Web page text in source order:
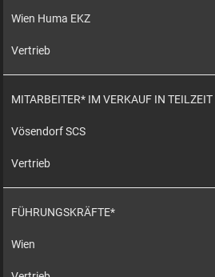
Wien Huma EKZ
Vertrieb
MITARBEITER* IM VERKAUF IN TEILZEIT
Vösendorf SCS
Vertrieb
FÜHRUNGSKRÄFTE*
Wien